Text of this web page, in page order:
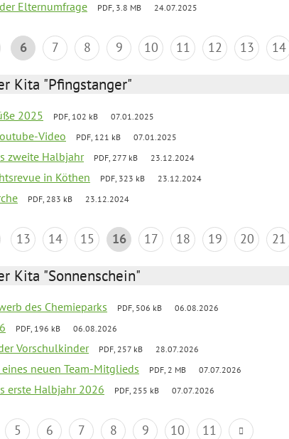
Elternumfrage PDF, 3.8 MB 24.07.2025
6 7 8 9 10 11 12 13 14
Kita "Pfingstanger"
2025 PDF, 102 kB 07.01.2025
Video PDF, 121 kB 07.01.2025
zweite Halbjahr PDF, 277 kB 23.12.2024
in Köthen PDF, 323 kB 23.12.2024
PDF, 283 kB 23.12.2024
13 14 15 16 17 18 19 20 21
Kita "Sonnenschein"
des Chemieparks PDF, 506 kB 06.08.2026
PDF, 196 kB 06.08.2026
Vorschulkinder PDF, 257 kB 28.07.2026
neuen Team-Mitglieds PDF, 2 MB 07.07.2026
erste Halbjahr 2026 PDF, 255 kB 07.07.2026
5 6 7 8 9 10 11